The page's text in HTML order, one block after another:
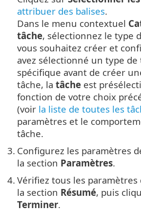
attribuer des balises.
Dans le menu contextuel
tâche, sélectionnez le type
vous souhaitez créer et
avez sélectionné un type de
spécifique avant de créer
tâche, la tâche est
fonction de votre choix
(voir la liste de toutes les
paramètres et le
tâche.
3. Configurez les paramètres
la section Paramètres.
4. Vérifiez tous les paramètres
la section Résumé, puis
Terminer.